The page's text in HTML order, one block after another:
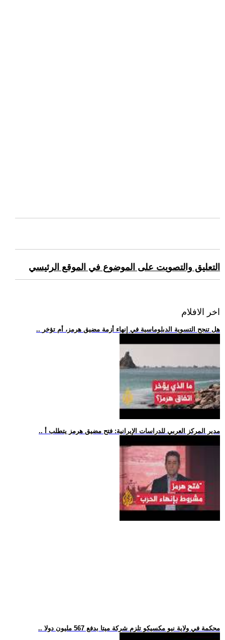
التعليق والتصويت على الموضوع في الموقع الرئيسي
اخر الافلام
.. هل تنجح التسوية الدبلوماسية في إنهاء أزمة مضيق هرمز، أم تؤخر
.. مدير المركز العربي للدراسات الإيرانية: فتح مضيق هرمز يتطلب أ
.. محكمة في ولاية نيو مكسيكو تلزم شركة ميتا بدفع 567 مليون دولا